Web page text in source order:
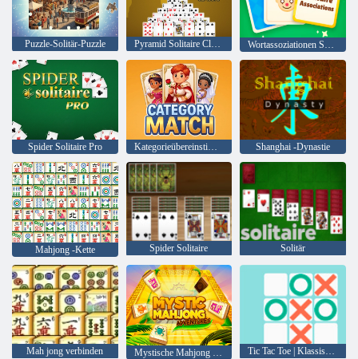
Puzzle-Solitär-Puzzle Pyramid Solitaire Classic Wortassoziationen Solitaire
Spider Solitaire Pro Kategorieübereinstimmung Shanghai -Dynastie
Mahjong -Kette Spider Solitaire Solitär
Mah jong verbinden Tic Tac Toe | Klassisches Spiel